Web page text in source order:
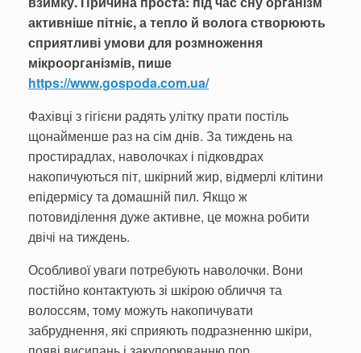
активніше пітніє, а тепло й волога створюють
сприятливі умови для розмноження
мікроорганізмів, пише
https://www.gospoda.com.ua/
Фахівці з гігієни радять улітку прати постіль
щонайменше раз на сім днів. За тиждень на
простирадлах, наволочках і підковдрах
накопичуються піт, шкірний жир, відмерлі клітини
епідермісу та домашній пил. Якщо ж
потовиділення дуже активне, це можна робити
двічі на тиждень.
Особливої уваги потребують наволочки. Вони
постійно контактують зі шкірою обличчя та
волоссям, тому можуть накопичувати
забруднення, які сприяють подразненню шкіри,